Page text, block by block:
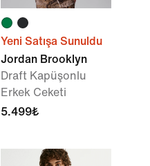
Yeni Satışa Sunuldu
Jordan Brooklyn
Draft Kapüşonlu
Erkek Ceketi
5.499₺